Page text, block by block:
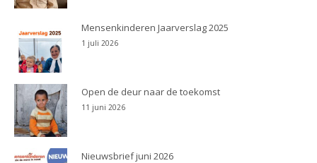
Mensenkinderen Jaarverslag 2025
1 juli 2026
Open de deur naar de toekomst
11 juni 2026
Nieuwsbrief juni 2026